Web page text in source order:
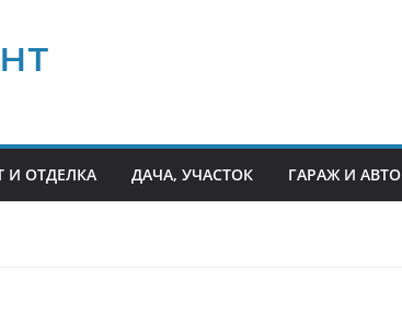
И ОТДЕЛКА ДАЧА, УЧАСТОК ГАРАЖ И АВТО